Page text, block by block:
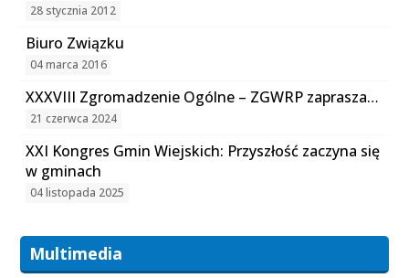
28 stycznia 2012
Biuro Związku
04 marca 2016
XXXVIII Zgromadzenie Ogólne – ZGWRP zaprasza…
21 czerwca 2024
XXI Kongres Gmin Wiejskich: Przyszłość zaczyna się
w gminach
04 listopada 2025
Multimedia